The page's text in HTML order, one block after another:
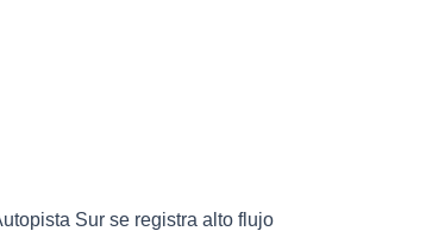
Sur se registra alto flujo